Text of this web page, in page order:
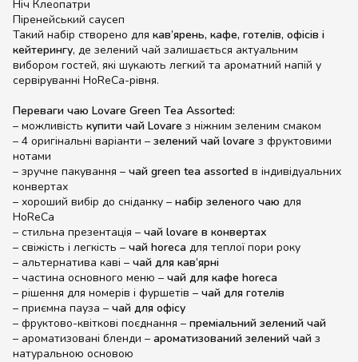
Ніч Клеопатри
Піренейський саусеп
Такий набір створено для кав’ярень, кафе, готелів, офісів і
кейтерингу, де зелений чай залишається актуальним
вибором гостей, які шукають легкий та ароматний напій у
сервіруванні HoReCa-рівня.
Переваги чаю Lovare Green Tea Assorted:
– можливість купити чай Lovare з ніжним зеленим смаком
– 4 оригінальні варіанти – зелений чай lovare з фруктовими
нотами
– зручне пакування – чай green tea assorted в індивідуальних
конвертах
– хороший вибір до сніданку – набір зеленого чаю для
HoReCa
– стильна презентація – чай lovare в конвертах
– свіжість і легкість – чай horeca для теплої пори року
– альтернатива каві – чай для кав’ярні
– частина основного меню – чай для кафе horeca
– рішення для номерів і фуршетів – чай для готелів
– приємна пауза – чай для офісу
– фруктово-квіткові поєднання – преміальний зелений чай
– ароматизовані бленди – ароматизований зелений чай з
натуральною основою